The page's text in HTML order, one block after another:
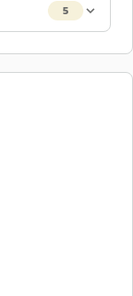
5